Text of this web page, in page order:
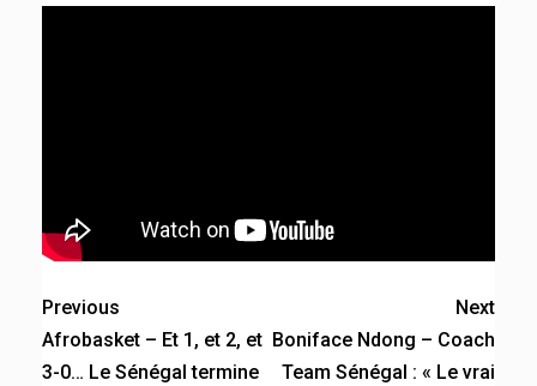
Previous
Afrobasket – Et 1, et 2, et
3-0… Le Sénégal termine
Next
Boniface Ndong – Coach
Team Sénégal : « Le vrai